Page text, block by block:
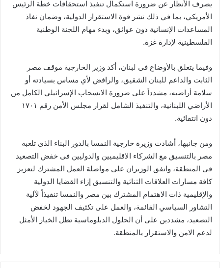
يصرف الأنظار عن ضرورة استكمال تنفيذ استحقاقات خطة الرئيس
الأمريكي، بما في ذلك نشر قوة الاستقرار الدولية، وضمان نفاذ
المساعدات الإنسانية دون عوائق، وبدء مهام اللجنة الوطنية
الفلسطينية لإدارة غزة.
وفيما يتعلق بالأوضاع فى لبنان، أكد وزير الخارجية موقف مصر
الثابت والداعم للبنان الشقيق، والرافض لأي مساس بسيادته أو
سلامة أراضيه، مشدداً على ضرورة الانسحاب الإسرائيلي الكامل من
الأراضي اللبنانية، والتنفيذ الشامل لقرار مجلس الأمن رقم ١٧٠١
دون انتقائية.
ومن جانبها، أشادت وزيرة خارجية النمسا بالدور البناء الذى تلعبه
مصر بالتنسيق مع الشركاء الاقليميين والدوليين فى خفض التصعيد
فى المنطقة، واتفق الوزيران على مواصلة العمل المشترك لتعزيز
كافة مسارات العلاقات الثنائية والتنسيق إزاء القضايا الدولية
والإقليمية ذات الاهتمام المشترك بين مصر والنمسا تنفيذاً لآلية
التشاور السياسي القائمة، والعمل على تكثيف الجهود لخفض
التصعيد، مشددين على أن الحلول الدبلوماسية تظل الخيار الأمثل
لدعم الامن والاستقرار بالمنطقة.